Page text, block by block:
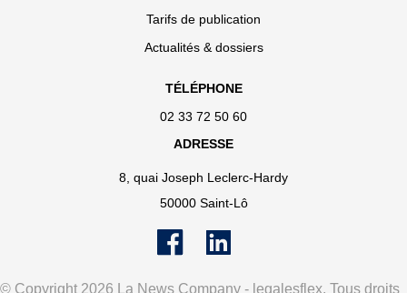
Tarifs de publication
Actualités & dossiers
TÉLÉPHONE
02 33 72 50 60
ADRESSE
8, quai Joseph Leclerc-Hardy
50000 Saint-Lô
© Copyright 2026 La News Company - legalesflex. Tous droits